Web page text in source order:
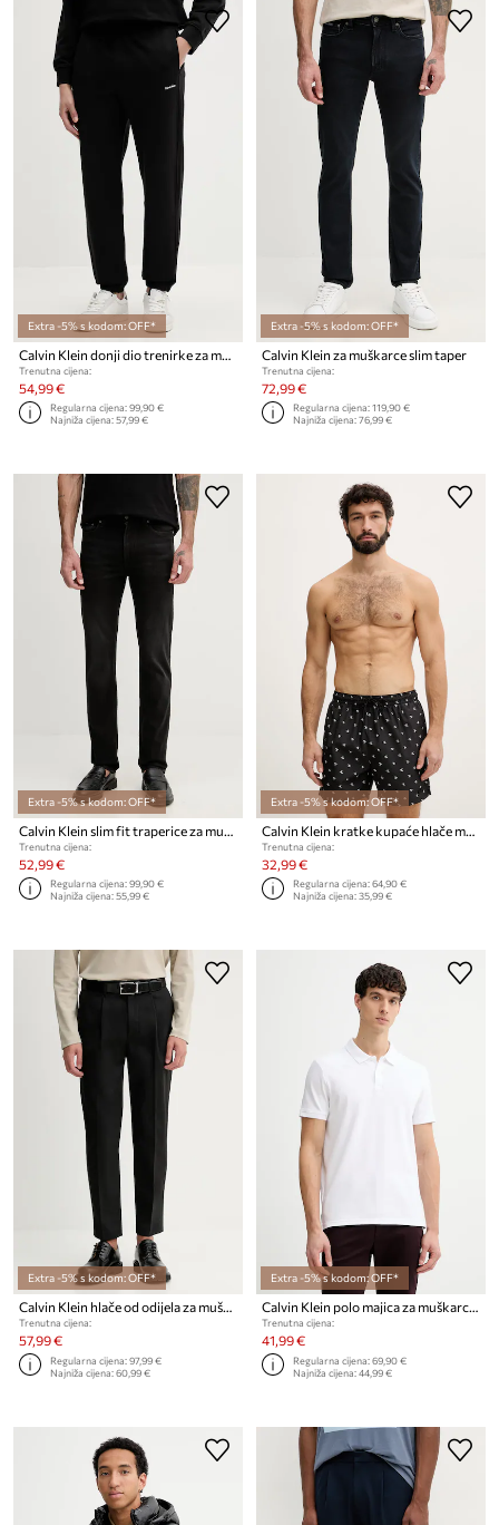
Extra -5% s kodom: OFF*
Trenutna cijena:
54,99 €
Regularna cijena:99,90 €
Najniža cijena:57,99 €
Extra -5% s kodom: OFF*
Calvin Klein za muškarce slim taper
Trenutna cijena:
72,99 €
Regularna cijena:119,90 €
Najniža cijena:76,99 €
Extra -5% s kodom: OFF*
Calvin Klein slim fit traperice za muškarce
Trenutna cijena:
52,99 €
Regularna cijena:99,90 €
Najniža cijena:55,99 €
Extra -5% s kodom: OFF*
Calvin Klein kratke kupaće hlače muške
Trenutna cijena:
32,99 €
Regularna cijena:64,90 €
Najniža cijena:35,99 €
Extra -5% s kodom: OFF*
Calvin Klein hlače od odijela za muškarce od pamuka s elastanom
Trenutna cijena:
57,99 €
Regularna cijena:97,99 €
Najniža cijena:60,99 €
Extra -5% s kodom: OFF*
Calvin Klein polo majica za muškarce s pamukom
Trenutna cijena:
41,99 €
Regularna cijena:69,90 €
Najniža cijena:44,99 €